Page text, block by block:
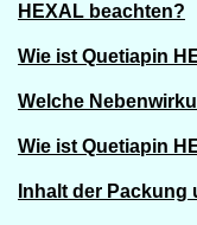
HEXAL beachten?
Wie ist Quetiapin
Welche
Wie ist Quetiapin
Inhalt der Packung